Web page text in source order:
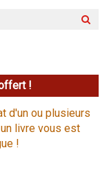
!
d'un ou plusieurs
livre vous est
!